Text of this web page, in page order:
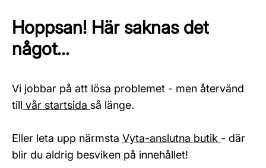
Hoppsan! Här saknas det
något...
Vi jobbar på att lösa problemet - men återvänd
till vår startsida så länge.
Eller leta upp närmsta Vyta-anslutna butik - där
blir du aldrig besviken på innehållet!